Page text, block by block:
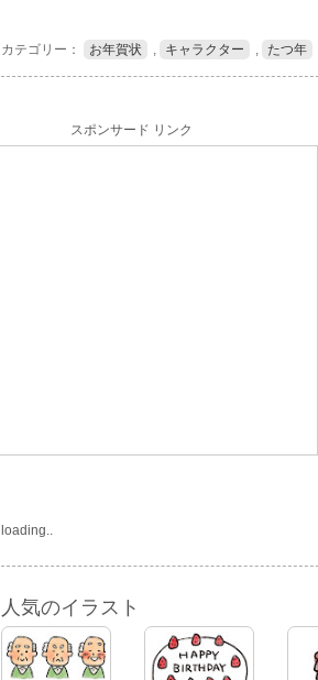
カテゴリー： お年賀状 , キャラクター , たつ年
スポンサード リンク
loading..
人気のイラスト